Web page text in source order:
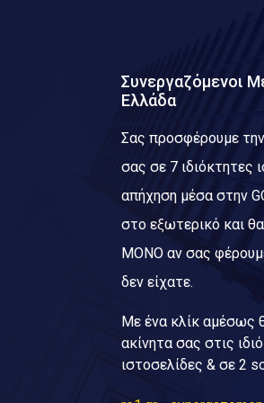
Συνεργαζόμενοι
Ελλάδα
Σας προσφέρουμε
σας σε 7 ιδιόκτητες
απήχηση μέσα στην
στο εξωτερικό και
ΜΟΝΟ αν σας
δεν είχατε.
Με ένα κλίκ αμέσως
ακίνητα σας στις
ιστοσελίδες & σε 2